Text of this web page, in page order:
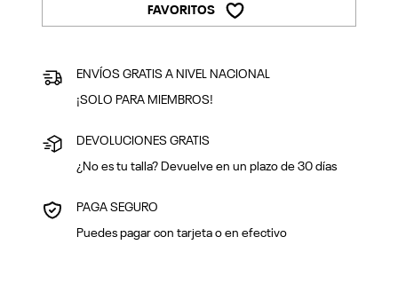
FAVORITOS
ENVÍOS GRATIS A NIVEL NACIONAL
¡SOLO PARA MIEMBROS!
DEVOLUCIONES GRATIS
¿No es tu talla? Devuelve en un plazo de 30 días
PAGA SEGURO
Puedes pagar con tarjeta o en efectivo